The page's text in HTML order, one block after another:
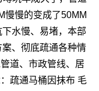
慢慢的变成了50MM
水慢、易堵，本部
、彻底疏通各种情
道、市政管线、居
疏通马桶因抹布 毛